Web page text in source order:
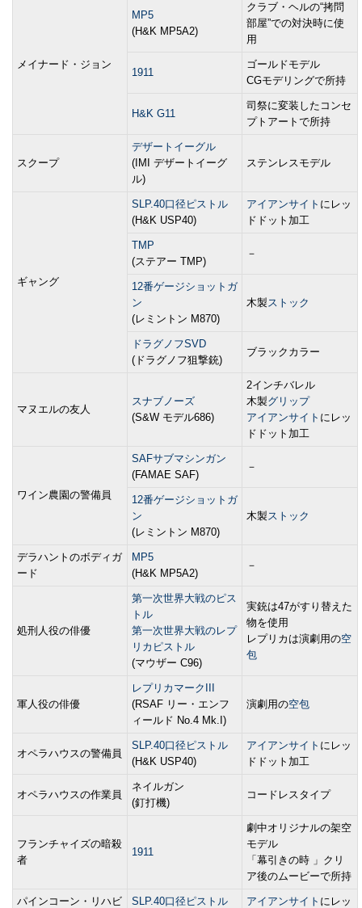
メイナード・ジョン
MP5
(H&K MP5A2)
クラブ・ヘルの“拷問
部屋”での対決時に使
用
1911
ゴールドモデル
CGモデリングで所持
H&K G11
司祭に変装したコンセ
プトアートで所持
スクープ
デザートイーグル
(IMI デザートイーグ
ル)
ステンレスモデル
ギャング
SLP.40口径ピストル
(H&K USP40)
アイアンサイト にレッ
ドドット加工
TMP
(ステアー TMP)
－
12番ゲージショットガ
ン
(レミントン M870)
木製ストック
ドラグノフSVD
(ドラグノフ狙撃銃)
ブラックカラー
マヌエルの友人
スナブノーズ
(S&W モデル686)
2インチバレル
木製グリップ
アイアンサイト にレッ
ドドット加工
ワイン農園の警備員
SAFサブマシンガン
(FAMAE SAF)
－
12番ゲージショットガ
ン
(レミントン M870)
木製ストック
デラハントのボディガ
ード
MP5
(H&K MP5A2)
－
処刑人役の俳優
第一次世界大戦のピス
トル
第一次世界大戦のレプ
リカピストル
(マウザー C96)
実銃は47がすり替えた
物を使用
レプリカは演劇用の空
包
軍人役の俳優
レプリカマークIII
(RSAF リー・エンフ
ィールド No.4 Mk.I)
演劇用の空包
オペラハウスの警備員
SLP.40口径ピストル
(H&K USP40)
アイアンサイト にレッ
ドドット加工
オペラハウスの作業員
ネイルガン
(釘打機)
コードレスタイプ
フランチャイズの暗殺
者
1911
劇中オリジナルの架空
モデル
「幕引きの時 」クリ
ア後のムービーで所持
パインコーン・リハビ
SLP.40口径ピストル
アイアンサイト にレッ